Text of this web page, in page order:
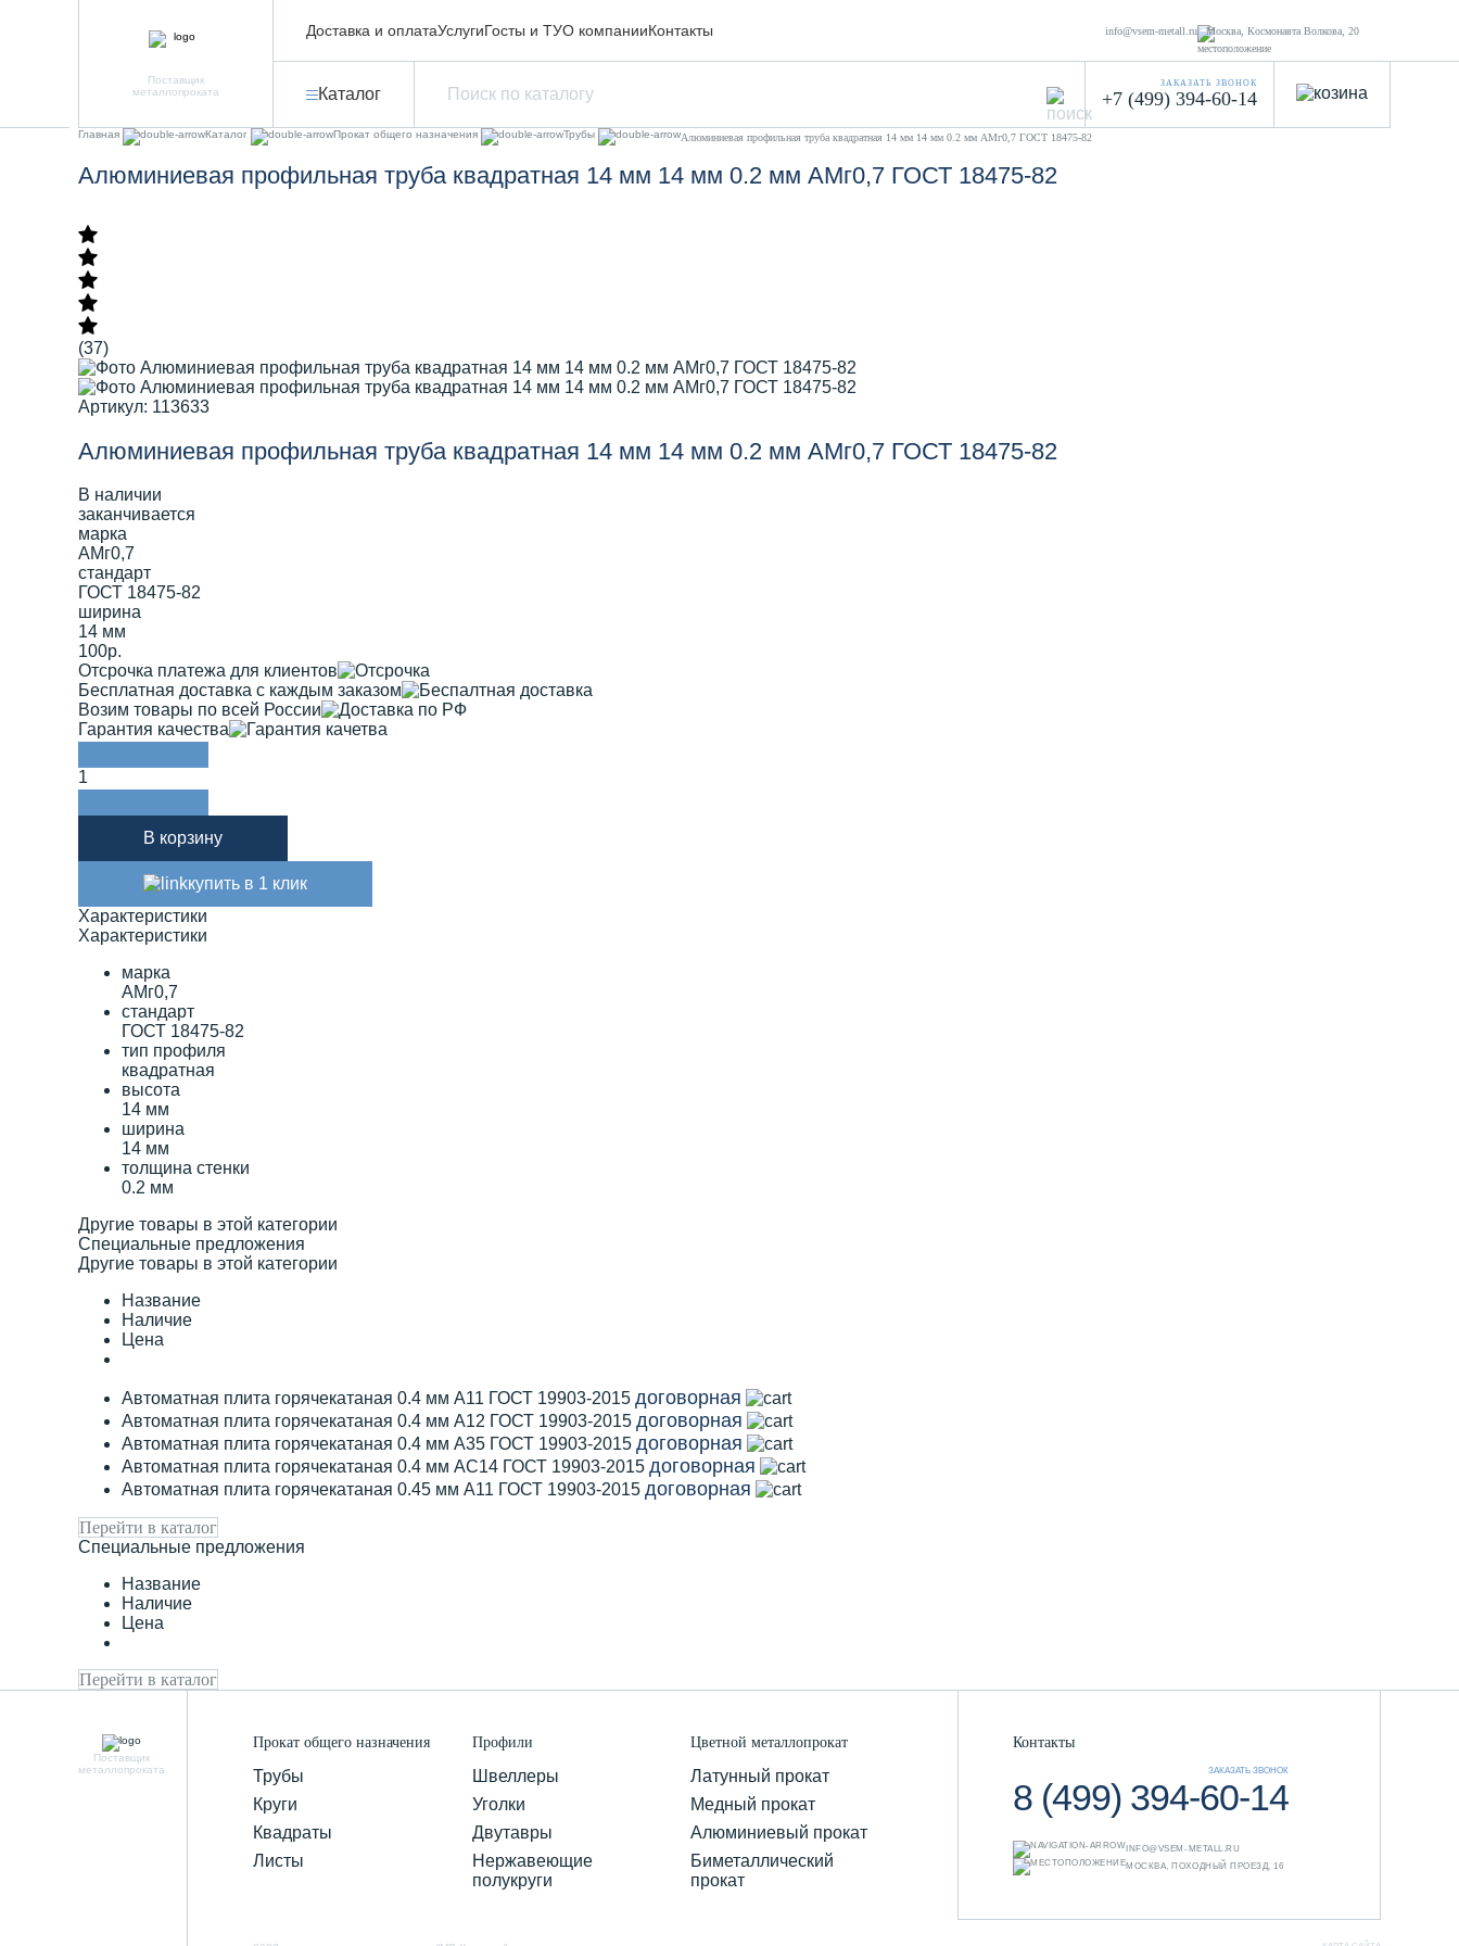
Поставщик
металлопроката
Доставка и оплатаУслугиГосты и ТУО компанииКонтакты info@vsem-metall.ru Москва, Космонавта Волкова, 20
Каталог
ЗАКАЗАТЬ ЗВОНОК
+7 (499) 394-60-14
Главная Каталог Прокат общего назначения Трубы Алюминиевая профильная труба квадратная 14 мм 14 мм 0.2 мм АМг0,7 ГОСТ 18475-82
Алюминиевая профильная труба квадратная 14 мм 14 мм 0.2 мм АМг0,7 ГОСТ 18475-82
(37)
Артикул: 113633
Алюминиевая профильная труба квадратная 14 мм 14 мм 0.2 мм АМг0,7 ГОСТ 18475-82
В наличии
заканчивается
марка
АМг0,7
стандарт
ГОСТ 18475-82
ширина
14 мм
100р.
Отсрочка платежа для клиентов
Бесплатная доставка с каждым заказом
Возим товары по всей России
Гарантия качества
1
В корзину
купить в 1 клик
Характеристики
Характеристики
марка
АМг0,7
стандарт
ГОСТ 18475-82
тип профиля
квадратная
высота
14 мм
ширина
14 мм
толщина стенки
0.2 мм
Другие товары в этой категории
Специальные предложения
Другие товары в этой категории
Название
Наличие
Цена
Автоматная плита горячекатаная 0.4 мм А11 ГОСТ 19903-2015 договорная
Автоматная плита горячекатаная 0.4 мм А12 ГОСТ 19903-2015 договорная
Автоматная плита горячекатаная 0.4 мм А35 ГОСТ 19903-2015 договорная
Автоматная плита горячекатаная 0.4 мм АС14 ГОСТ 19903-2015 договорная
Автоматная плита горячекатаная 0.45 мм А11 ГОСТ 19903-2015 договорная
Перейти в каталог
Специальные предложения
Название
Наличие
Цена
Перейти в каталог
Поставщик
металлопроката
Прокат общего назначения
Трубы
Круги
Квадраты
Листы
Профили
Швеллеры
Уголки
Двутавры
Нержавеющие
полукруги
Цветной металлопрокат
Латунный прокат
Медный прокат
Алюминиевый прокат
Биметаллический
прокат
Контакты
ЗАКАЗАТЬ ЗВОНОК
8 (499) 394-60-14
INFO@VSEM-METALL.RU
МОСКВА, ПОХОДНЫЙ ПРОЕЗД, 16